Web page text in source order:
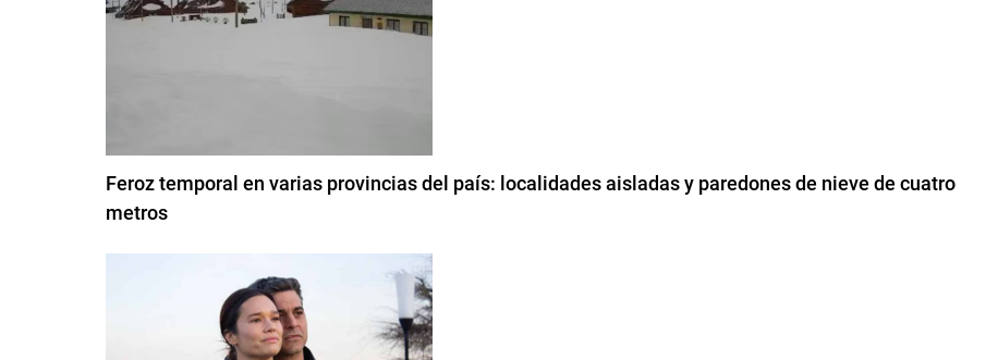
Feroz temporal en varias provincias del país: localidades aisladas y paredones de nieve de cuatro
metros